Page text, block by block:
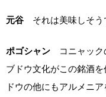
元谷 それは美味しそう
ポゴシャン コニャック
ブドウ文化がこの銘酒
ドウの他にもアルメニ